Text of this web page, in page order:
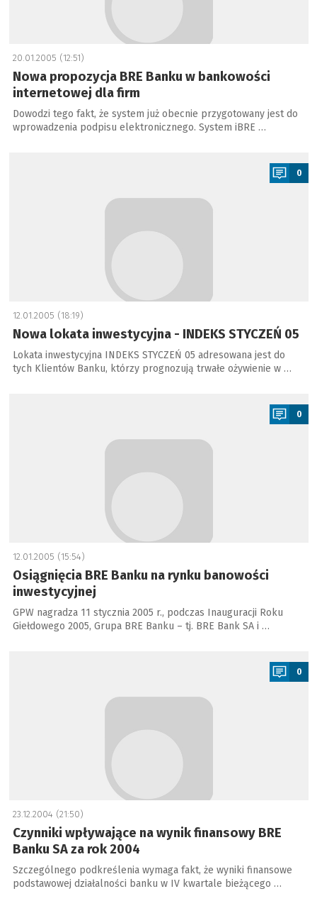
20.01.2005 (12:51)
Nowa propozycja BRE Banku w bankowości
internetowej dla firm
Dowodzi tego fakt, że system już obecnie przygotowany jest do
wprowadzenia podpisu elektronicznego. System iBRE …
0
12.01.2005 (18:19)
Nowa lokata inwestycyjna - INDEKS STYCZEŃ 05
Lokata inwestycyjna INDEKS STYCZEŃ 05 adresowana jest do
tych Klientów Banku, którzy prognozują trwałe ożywienie w …
0
12.01.2005 (15:54)
Osiągnięcia BRE Banku na rynku banowości
inwestycyjnej
GPW nagradza 11 stycznia 2005 r., podczas Inauguracji Roku
Giełdowego 2005, Grupa BRE Banku – tj. BRE Bank SA i …
0
23.12.2004 (21:50)
Czynniki wpływające na wynik finansowy BRE
Banku SA za rok 2004
Szczególnego podkreślenia wymaga fakt, że wyniki finansowe
podstawowej działalności banku w IV kwartale bieżącego …